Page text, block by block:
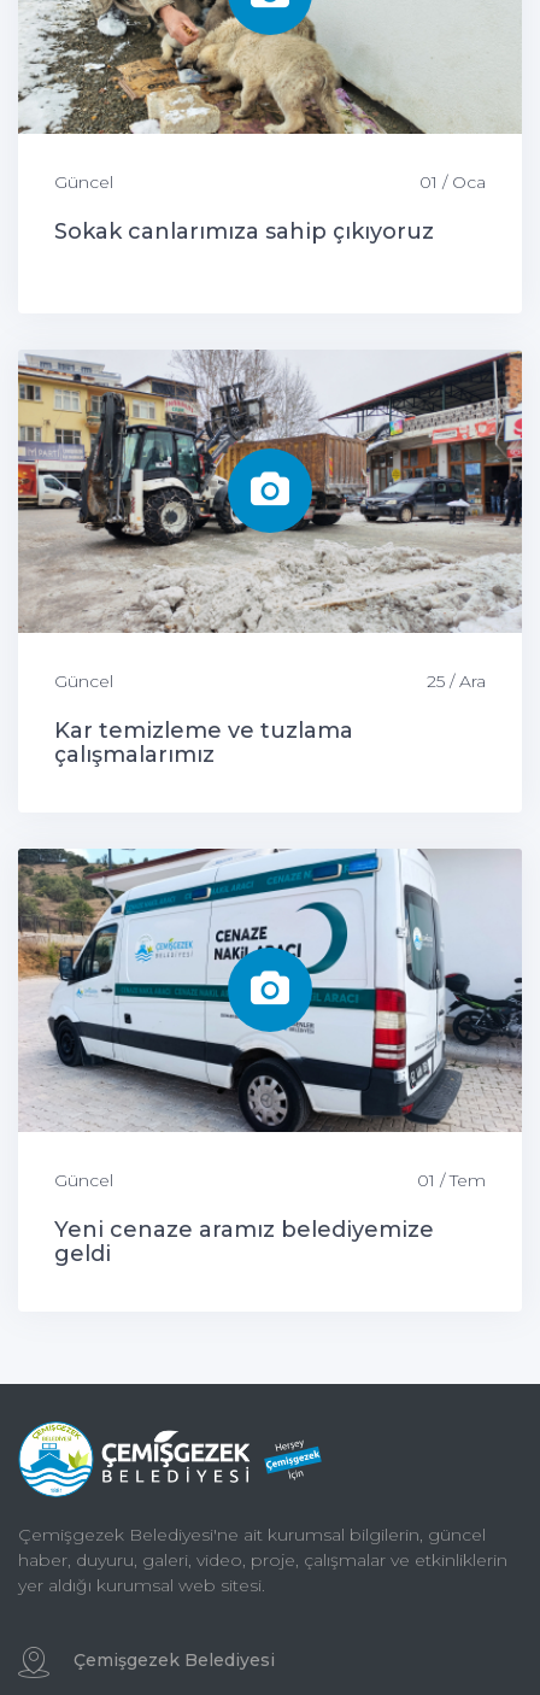
Güncel 01 / Oca
Sokak canlarımıza sahip çıkıyoruz
Güncel 25 / Ara
Kar temizleme ve tuzlama
çalışmalarımız
Güncel 01 / Tem
Yeni cenaze aramız belediyemize
geldi
Çemişgezek Belediyesi'ne ait kurumsal bilgilerin, güncel
haber, duyuru, galeri, video, proje, çalışmalar ve etkinliklerin
yer aldığı kurumsal web sitesi.
Çemişgezek Belediyesi